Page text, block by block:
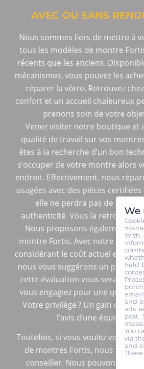
AVEC OU SANS
Nous sommes fiers de mettre à
tous les modèles de montre
récents que les anciens.
mécanismes, vous pouvez les
réparer la vôtre. Retrouvez
confort et un accueil chaleureux
prenons soin de votre
Venez visiter notre boutique et
qualité de travail sur vos
êtes à la recherche d’un bon
s’occuper de votre montre alors
endroit. Effectivement, nous
usagées avec des pièces
elle ne perdra pas de sa
authenticité. Vous la
Nous proposons également de
montre Fortis. Avec notre
considérant le coût actuel et
nous vous suggérons un prix
cette évaluation vous sera offerte
vous engagiez pour une
Votre privilège ? Un gain de
l’avis d’une équipe
Toutefois, si vous voulez vous
de montres Fortis, nous
conseiller. Nous pouvons vous
We
With
held
and
ads
post,
You
via
and